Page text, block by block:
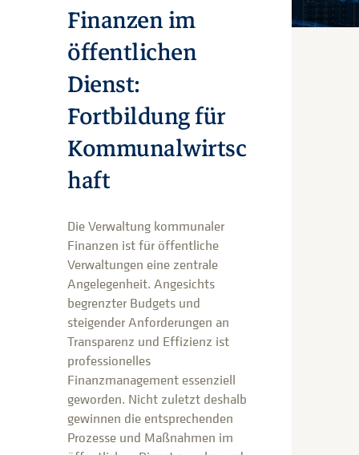
Finanzen im
öffentlichen
Dienst:
Fortbildung für
Kommunalwirtsc
haft
Die Verwaltung kommunaler
Finanzen ist für öffentliche
Verwaltungen eine zentrale
Angelegenheit. Angesichts
begrenzter Budgets und
steigender Anforderungen an
Transparenz und Effizienz ist
professionelles
Finanzmanagement essenziell
geworden. Nicht zuletzt deshalb
gewinnen die entsprechenden
Prozesse und Maßnahmen im